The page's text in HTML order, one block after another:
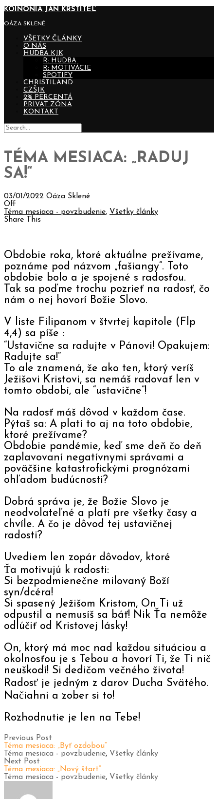
KOINONIA JÁN KRSTITEĽ
OÁZA SKLENÉ
VŠETKY ČLÁNKY
O NÁS
HUDBA KJK
R: HUDBA
R: MOTIVÁCIE
SPOTIFY
CHRISTILAND
CZŠJK
2% PERCENTÁ
PRIVAT ZÓNA
KONTAKT
TÉMA MESIACA: „RADUJ
SA!“
03/01/2022 Oáza Sklené
Off
Téma mesiaca - povzbudenie, Všetky články
Share This
Obdobie roka, ktoré aktuálne prežívame,
poznáme pod názvom „fašiangy“. Toto
obdobie bolo a je spojené s radosťou.
Tak sa poďme trochu pozrieť na radosť, čo
nám o nej hovorí Božie Slovo.
V liste Filipanom v štvrtej kapitole (Flp
4,4) sa píše :
“Ustavične sa radujte v Pánovi! Opakujem:
Radujte sa!“
To ale znamená, že ako ten, ktorý veríš
Ježišovi Kristovi, sa nemáš radovať len v
tomto období, ale “ustavične”!
Na radosť máš dôvod v každom čase.
Pýtaš sa: A platí to aj na toto obdobie,
ktoré prežívame?
Obdobie pandémie, keď sme deň čo deň
zaplavovaní negatívnymi správami a
poväčšine katastrofickými prognózami
ohľadom budúcnosti?
Dobrá správa je, že Božie Slovo je
neodvolateľné a platí pre všetky časy a
chvíle. A čo je dôvod tej ustavičnej
radosti?
Uvediem len zopár dôvodov, ktoré
Ťa motivujú k radosti:
Si bezpodmienečne milovaný Boží
syn/dcéra!
Si spasený Ježišom Kristom, On Ti už
odpustil a nemusíš sa báť! Nik Ťa nemôže
odlúčiť od Kristovej lásky!
On, ktorý má moc nad každou situáciou a
okolnosťou je s Tebou a hovorí Ti, že Ti nič
neuškodí! Si dedičom večného života!
Radosť je jedným z darov Ducha Svätého.
Načiahni a zober si to!
Rozhodnutie je len na Tebe!
Previous Post
Téma mesiaca: „Byť ozdobou“
Téma mesiaca - povzbudenie, Všetky články
Next Post
Téma mesiaca: „Nový štart“
Téma mesiaca - povzbudenie, Všetky články